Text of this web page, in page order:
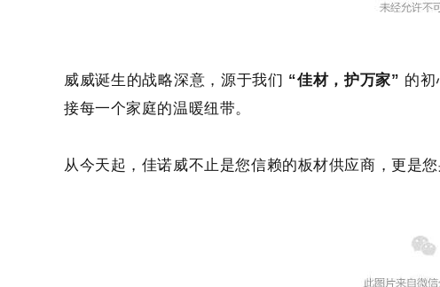
威威诞生的战略深意，源于我们 “佳材，护万家” 的初
接每一个家庭的温暖纽带。
从今天起，佳诺威不止是您信赖的板材供应商，更是